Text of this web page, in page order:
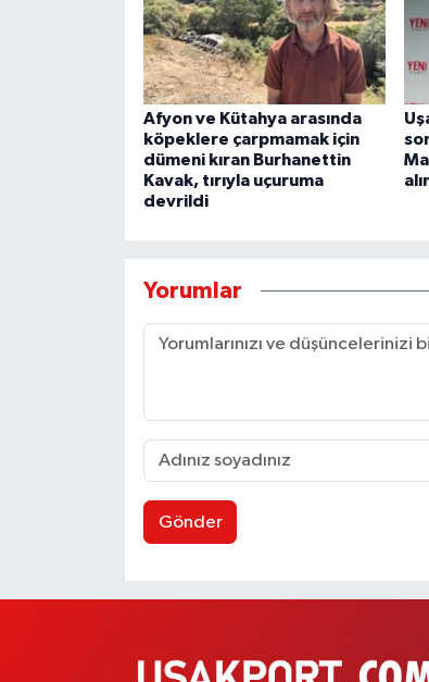
Afyon ve Kütahya arasında
köpeklere çarpmamak için
dümeni kıran Burhanettin
Kavak, tırıyla uçuruma
devrildi
Yorumlar
Gönder